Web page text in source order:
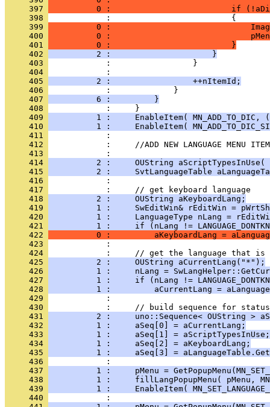
     397
0 :                         if
     398
     399
0 :
     400
0 :
     401
          0 :                         }
     402
          2 :                     }
     403
     404
     405
          2 :                 ++nItemId;
     406
     407
          6 :         }
     408
     409
1 :     EnableItem( MN_ADD_TO_DIC,
     410
1 :     EnableItem(
     411
     412
     413
     414
2 :     OUString
     415
2 :     SvtLanguageTable
     416
     417
     418
          2 :     OUString aKeyboardLang;
     419
1 :     SwEditWin& rEditWin =
     420
1 :     LanguageType nLang =
     421
1 :     if (nLang !=
     422
0 :         aKeyboardLang =
     423
     424
     425
          2 :     OUString aCurrentLang("*");
     426
1 :     nLang =
     427
1 :     if (nLang !=
     428
1 :         aCurrentLang =
     429
     430
     431
2 :     uno::Sequence< OUString >
     432
          1 :     aSeq[0] = aCurrentLang;
     433
          1 :     aSeq[1] = aScriptTypesInUse;
     434
          1 :     aSeq[2] = aKeyboardLang;
     435
1 :     aSeq[3] =
     436
     437
1 :     pMenu =
     438
1 :     fillLangPopupMenu( pMenu,
     439
1 :     EnableItem(
     440